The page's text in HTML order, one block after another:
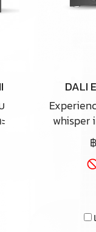
DALI
whisper
with the
setup,